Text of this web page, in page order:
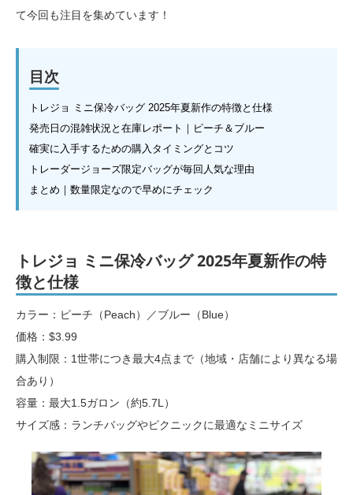
て今回も注目を集めています！
目次
トレジョ ミニ保冷バッグ 2025年夏新作の特徴と仕様
発売日の混雑状況と在庫レポート｜ピーチ＆ブルー
確実に入手するための購入タイミングとコツ
トレーダージョーズ限定バッグが毎回人気な理由
まとめ｜数量限定なので早めにチェック
トレジョ ミニ保冷バッグ 2025年夏新作の特
徴と仕様
カラー：ピーチ（Peach）／ブルー（Blue）
価格：$3.99
購入制限：1世帯につき最大4点まで（地域・店舗により異なる場
合あり）
容量：最大1.5ガロン（約5.7L）
サイズ感：ランチバッグやピクニックに最適なミニサイズ